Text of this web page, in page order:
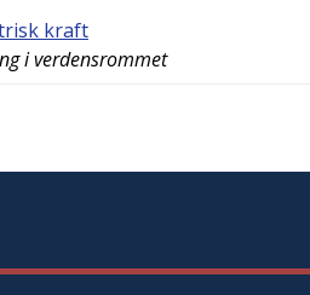
kraft
i verdensrommet